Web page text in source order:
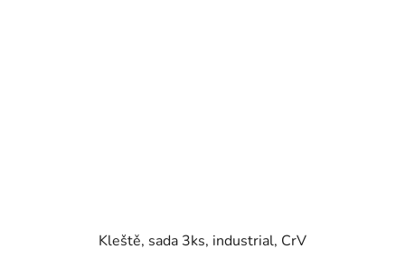
Kleště, sada 3ks, industrial, CrV